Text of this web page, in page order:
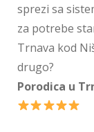
sprezi sa
za potrebe
Trnava kod
drugo?
Porodica u